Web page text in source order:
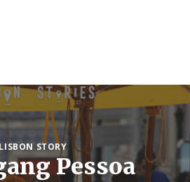
LISBON STORY
Pessoa